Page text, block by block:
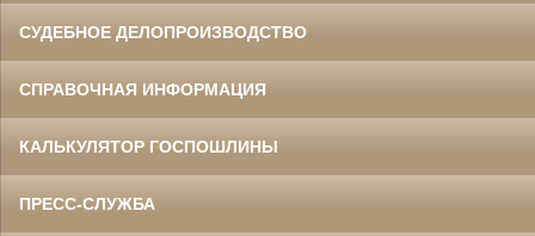
СУДЕБНОЕ ДЕЛОПРОИЗВОДСТВО
СПРАВОЧНАЯ ИНФОРМАЦИЯ
КАЛЬКУЛЯТОР ГОСПОШЛИНЫ
ПРЕСС-СЛУЖБА